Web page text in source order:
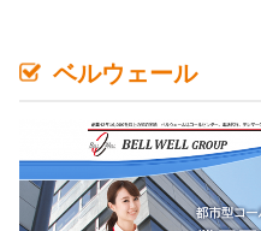
ベルウェール